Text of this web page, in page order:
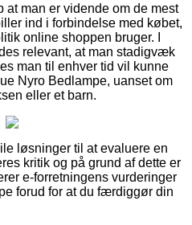
at man er vidende om de mest
ind i forbindelse med købet,
online shoppen bruger. I
relevant, at man stadigvæk
man til enhver tid vil kunne
Nyro Bedlampe, uanset om
eller et barn.
løsninger til at evaluere en
kritik og på grund af dette er
e-forretningens vurderinger
forud for at du færdiggør din